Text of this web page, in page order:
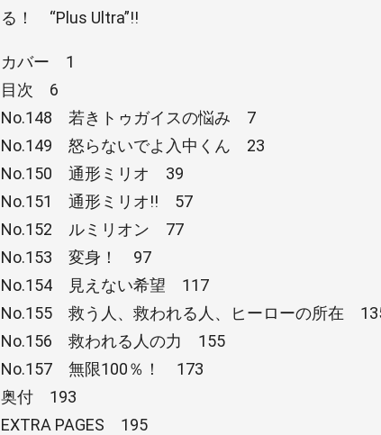
る！ “Plus Ultra”!!
カバー 1
目次 6
No.148 若きトゥガイスの悩み 7
No.149 怒らないでよ入中くん 23
No.150 通形ミリオ 39
No.151 通形ミリオ!! 57
No.152 ルミリオン 77
No.153 変身！ 97
No.154 見えない希望 117
No.155 救う人、救われる人、ヒーローの所在
No.156 救われる人の力 155
No.157 無限100％！ 173
奥付 193
EXTRA PAGES 195